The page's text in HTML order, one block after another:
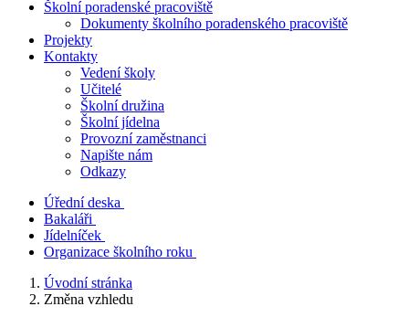
Školní poradenské pracoviště
Dokumenty školního poradenského pracoviště
Projekty
Kontakty
Vedení školy
Učitelé
Školní družina
Školní jídelna
Provozní zaměstnanci
Napište nám
Odkazy
Úřední deska
Bakaláři
Jídelníček
Organizace školního roku
Úvodní stránka
Změna vzhledu